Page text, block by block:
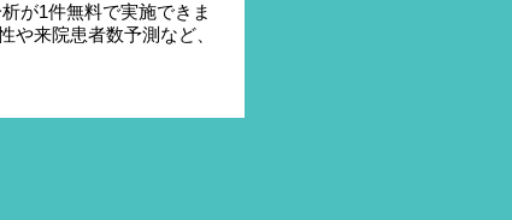
が1件無料で実施できま
や来院患者数予測など、